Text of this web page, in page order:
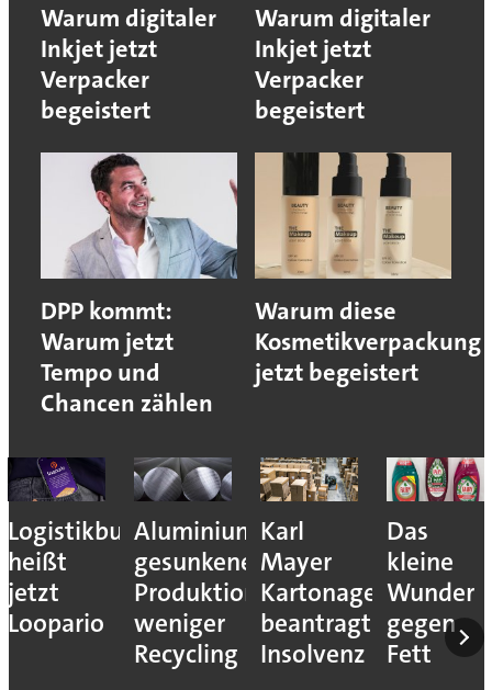
Warum digitaler
Inkjet jetzt
Verpacker
begeistert
Warum digitaler
Inkjet jetzt
Verpacker
begeistert
DPP kommt:
Warum jetzt
Tempo und
Chancen zählen
Warum diese
Kosmetikverpackung
jetzt begeistert
Logistikbude
heißt
jetzt
Loopario
Aluminiumindustrie:
gesunkene
Produktion,
weniger
Recycling
Karl
Mayer
Kartonagenfabrik
beantragt
Insolvenz
Das
kleine
Wunder
gegen
Fett